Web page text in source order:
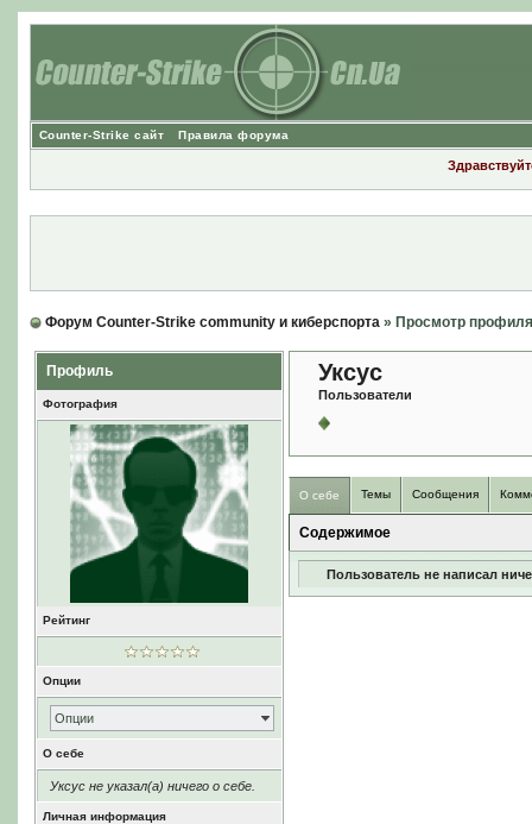
Counter-Strike сайт Правила форума
Форум Counter-Strike community и киберспорта» Просмотр профиля
Профиль
Фотография
Рейтинг
Опции
Опции
О себе
Уксус не указал(а) ничего о себе.
Личная информация
Уксус
Пользователи
О себе Темы Сообщения
Содержимое
Пользователь не написал